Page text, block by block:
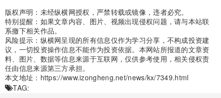
版权声明：未经纵横网授权，严禁转载或镜像，违者必究。
特别提醒：如果文章内容、图片、视频出现侵权问题，请与本站联
系撤下相关作品。
风险提示：纵横网呈现的所有信息仅作为学习分享，不构成投资建
议，一切投资操作信息不能作为投资依据。本网站所报道的文章资
料、图片、数据等信息来源于互联网，仅供参考使用，相关侵权责
任由信息来源第三方承担。
本文地址： https://www.izongheng.net/news/kx/7349.html
TAG: